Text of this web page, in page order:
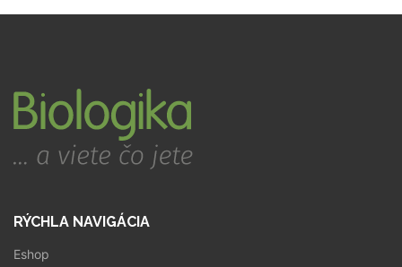
RÝCHLA NAVIGÁCIA
Eshop